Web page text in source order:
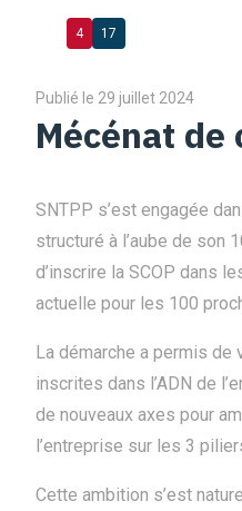
4 17
Publié le 29 juillet 2024
Mécénat de
SNTPP s’est engagée
structuré à l’aube de son
d’inscrire la SCOP dans
actuelle pour les 100
La démarche a permis
inscrites dans l’ADN de
de nouveaux axes pour
l’entreprise sur les 3
Cette ambition s’est